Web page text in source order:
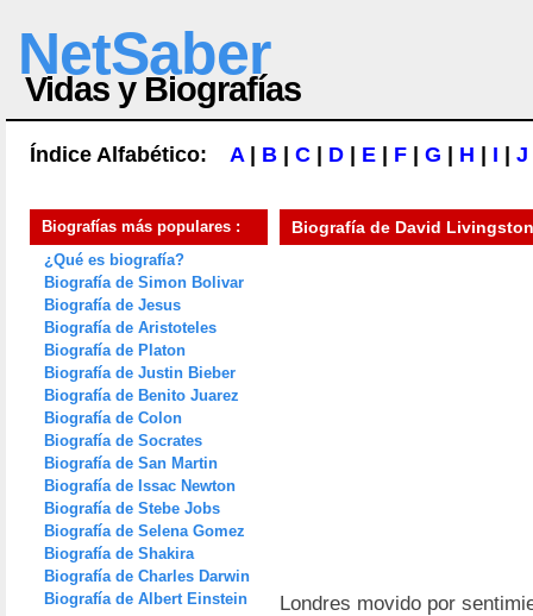
NetSaber
Vidas y Biografías
Índice Alfabético: A| B C D E F G H I J
Biografías más populares :
¿Qué es biografía?
Biografía de Simon Bolivar
Biografía de Jesus
Biografía de Aristoteles
Biografía de Platon
Biografía de Justin Bieber
Biografía de Benito Juarez
Biografía de Colon
Biografía de Socrates
Biografía de San Martin
Biografía de Issac Newton
Biografía de Stebe Jobs
Biografía de Selena Gomez
Biografía de Shakira
Biografía de Charles Darwin
Biografía de Albert Einstein
Biografía de David
Londres movido por